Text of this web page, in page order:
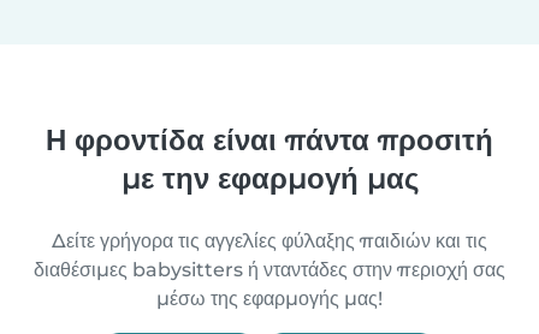
Η φροντίδα είναι πάντα προσιτή
με την εφαρμογή μας
Δείτε γρήγορα τις αγγελίες φύλαξης παιδιών και τις
διαθέσιμες babysitters ή νταντάδες στην περιοχή σας
μέσω της εφαρμογής μας!